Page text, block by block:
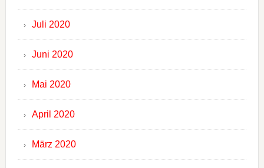
Juli 2020
Juni 2020
Mai 2020
April 2020
März 2020